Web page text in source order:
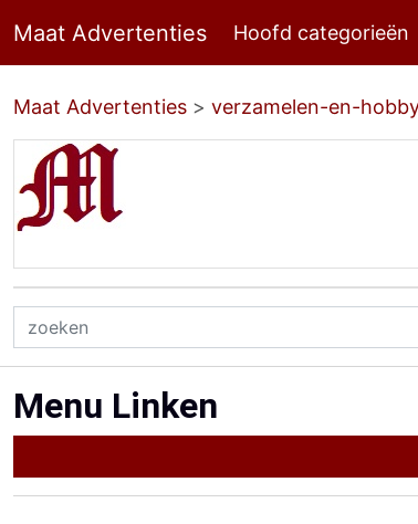
Maat Advertenties Hoofd categorieën
Maat Advertenties > verzamelen-en-
Menu Linken